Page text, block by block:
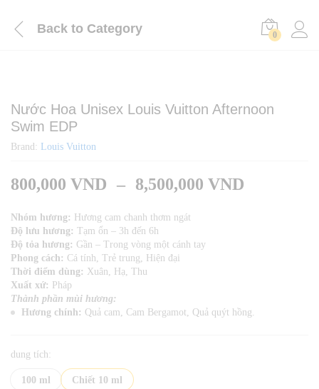
Back to Category 0
Nước Hoa Unisex Louis Vuitton Afternoon
Swim EDP
Brand: Louis Vuitton
800,000 VND – 8,500,000 VND
Nhóm hương: Hương cam chanh thơm ngát
Độ lưu hương: Tạm ổn – 3h đến 6h
Độ tỏa hương: Gần – Trong vòng một cánh tay
Phong cách: Cá tính, Trẻ trung, Hiện đại
Thời điểm dùng: Xuân, Hạ, Thu
Xuất xứ: Pháp
Thành phần mùi hương:
Hương chính: Quả cam, Cam Bergamot, Quả quýt hồng.
dung tích:
100 ml Chiết 10 ml